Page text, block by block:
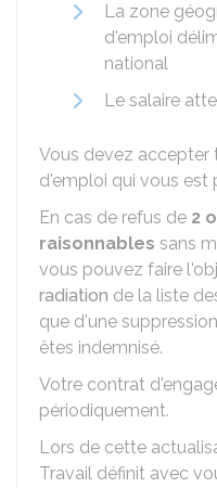
La zone
d'emploi
national
Le salaire
Vous devez accepter
d'emploi qui vous est
En cas de refus de 2
raisonnables sans
vous pouvez faire
radiation de la liste
que d'une
êtes indemnisé.
Votre contrat
périodiquement.
Lors de cette
Travail définit avec